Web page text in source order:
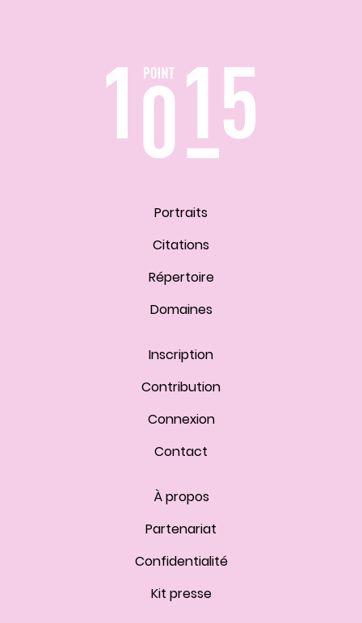
Portraits
Citations
Répertoire
Domaines
Inscription
Contribution
Connexion
Contact
À propos
Partenariat
Confidentialité
Kit presse